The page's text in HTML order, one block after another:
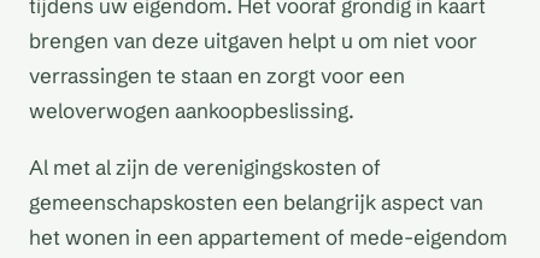
tijdens uw eigendom. Het vooraf grondig in kaart
brengen van deze uitgaven helpt u om niet voor
verrassingen te staan en zorgt voor een
weloverwogen aankoopbeslissing.
Al met al zijn de verenigingskosten of
gemeenschapskosten een belangrijk aspect van
het wonen in een appartement of mede-eigendom